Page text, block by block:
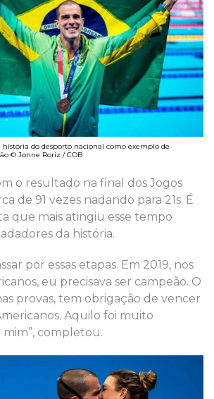
do desporto nacional como exemplo de
© Jonne Roriz / COB
o resultado na final dos Jogos
de 91 vezes nadando para 21s. É
que mais atingiu esse tempo
da história.
por essas etapas. Em 2019, nos
eu precisava ser campeão. O
provas, tem obrigação de vencer
Aquilo foi muito
completou.